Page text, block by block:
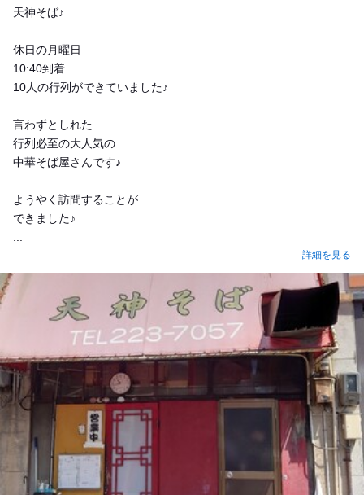
天神そば♪
休日の月曜日
10:40到着
10人の行列ができていました♪
言わずとしれた
行列必至の大人気の
中華そば屋さんです♪
ようやく訪問することが
できました♪
詳細を見る